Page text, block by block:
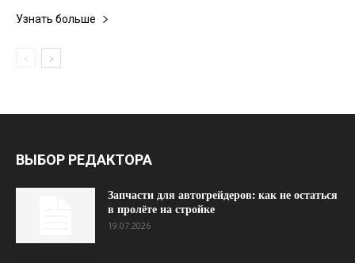
Узнать больше
ВЫБОР РЕДАКТОРА
Запчасти для автогрейдеров: как не остаться
в пролёте на стройке
19.07.2026